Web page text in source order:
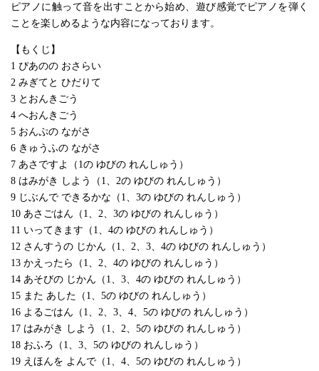
ピアノに触って音を出すことから始め、遊び感覚でピアノを弾く
ことを楽しめるような内容になっております。
【もくじ】
1 ぴあのの おさらい
2 みぎてと ひだりて
3 とおんきごう
4 へおんきごう
5 おんぷの ながさ
6 きゅうふの ながさ
7 あさですよ（1の ゆびの れんしゅう）
8 はみがき しよう（1、2の ゆびの れんしゅう）
9 じぶんで できるかな（1、3の ゆびの れんしゅう）
10 あさごはん（1、2、3の ゆびの れんしゅう）
11 いってきます（1、4の ゆびの れんしゅう）
12 さんすうの じかん（1、2、3、4の ゆびの れんしゅう）
13 かえったら（1、2、4の ゆびの れんしゅう）
14 あそびの じかん（1、3、4の ゆびの れんしゅう）
15 また あした（1、5の ゆびの れんしゅう）
16 よるごはん（1、2、3、4、5の ゆびの れんしゅう）
17 はみがき しよう（1、2、5の ゆびの れんしゅう）
18 おふろ（1、3、5の ゆびの れんしゅう）
19 えほんを よんで（1、4、5の ゆびの れんしゅう）